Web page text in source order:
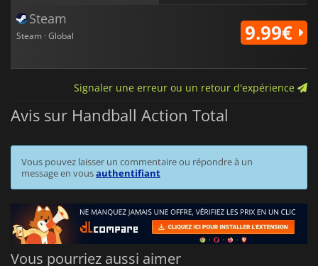
Steam
Steam · Global 9.99€
Signaler une erreur ou un retour d'expérience
Avis sur Handball Action Total
Vous pouvez laisser un commentaire ou répondre à un
message en vousauthentifiant
Vous pourriez aussi aimer